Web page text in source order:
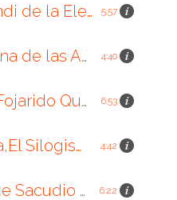
Brummell,El Dandi de la Elegancia. 5:57
La Perla Peregrina de las Aguas Panameñas. 4:40
Jesse James,El Fojarido Que Se Convirtió en Leyenda. 6:53
Verdad y Justicia,El Silogismo. 4:42
Un Romance Que Sacudio El Mundo. 6:22